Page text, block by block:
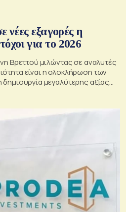
νέες εξαγορές η
για το 2026
Βρεττού μιλώντας σε αναλυτές
είναι η ολοκλήρωση των
μεγαλύτερης αξίας